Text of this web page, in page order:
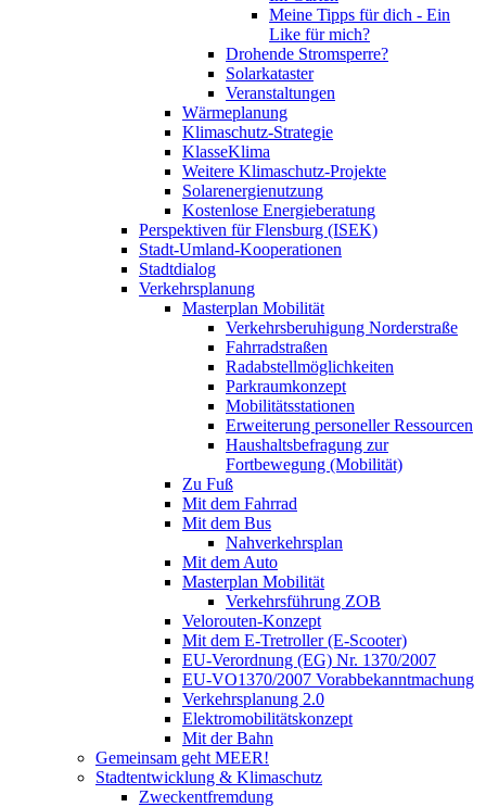
Meine Tipps für dich - Ein
Like für mich?
Drohende Stromsperre?
Solarkataster
Veranstaltungen
Wärmeplanung
Klimaschutz-Strategie
KlasseKlima
Weitere Klimaschutz-Projekte
Solarenergienutzung
Kostenlose Energieberatung
Perspektiven für Flensburg (ISEK)
Stadt-Umland-Kooperationen
Stadtdialog
Verkehrsplanung
Masterplan Mobilität
Verkehrsberuhigung Norderstraße
Fahrradstraßen
Radabstellmöglichkeiten
Parkraumkonzept
Mobilitätsstationen
Erweiterung personeller Ressourcen
Haushaltsbefragung zur
Fortbewegung (Mobilität)
Zu Fuß
Mit dem Fahrrad
Mit dem Bus
Nahverkehrsplan
Mit dem Auto
Masterplan Mobilität
Verkehrsführung ZOB
Velorouten-Konzept
Mit dem E-Tretroller (E-Scooter)
EU-Verordnung (EG) Nr. 1370/2007
EU-VO1370/2007 Vorabbekanntmachung
Verkehrsplanung 2.0
Elektromobilitätskonzept
Mit der Bahn
Gemeinsam geht MEER!
Stadtentwicklung & Klimaschutz
Zweckentfremdung